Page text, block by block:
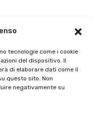
tecnologie come i cookie
del dispositivo. Il
di elaborare dati come il
questo sito. Non
negativamente su
prodotti
e condizioni